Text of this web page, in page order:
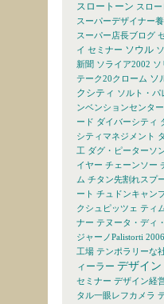
スロートーン スロー
スーパーデザイナー
スーパー店長ブログ
イ セミナー ソウル
新聞 ソライア2002 ソ
テーク20クローム ソ
クシティ ソルト・パ
ンベンションセンター
ード ダイバーシティ
シティマネジメント
工 ダグ・ピーターソ
イヤー チェーンソー
ム チタン先割れスプ
ート チュドンキャン
クシュピッツェ ティ
ナー テヌータ・ディ
ジャーノPalistorti 2006
工場 テンポラリーな
ィーラー デザイン
セミナー デザイン経
タル一眼レフカメラ